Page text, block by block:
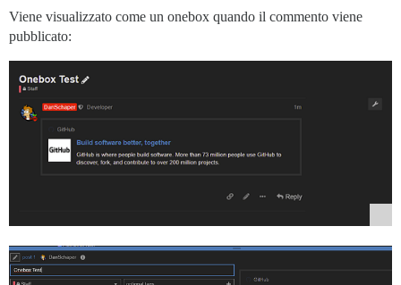
Viene visualizzato come un onebox quando il commento viene
pubblicato: